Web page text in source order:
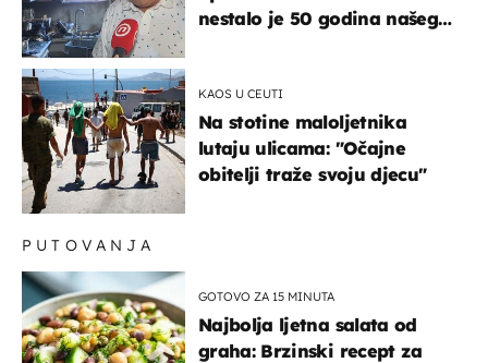
nestalo je 50 godina našeg
KAOS U CEUTI
Na stotine maloljetnika
lutaju ulicama: "Očajne
obitelji traže svoju djecu"
PUTOVANJA
GOTOVO ZA 15 MINUTA
Najbolja ljetna salata od
graha: Brzinski recept za